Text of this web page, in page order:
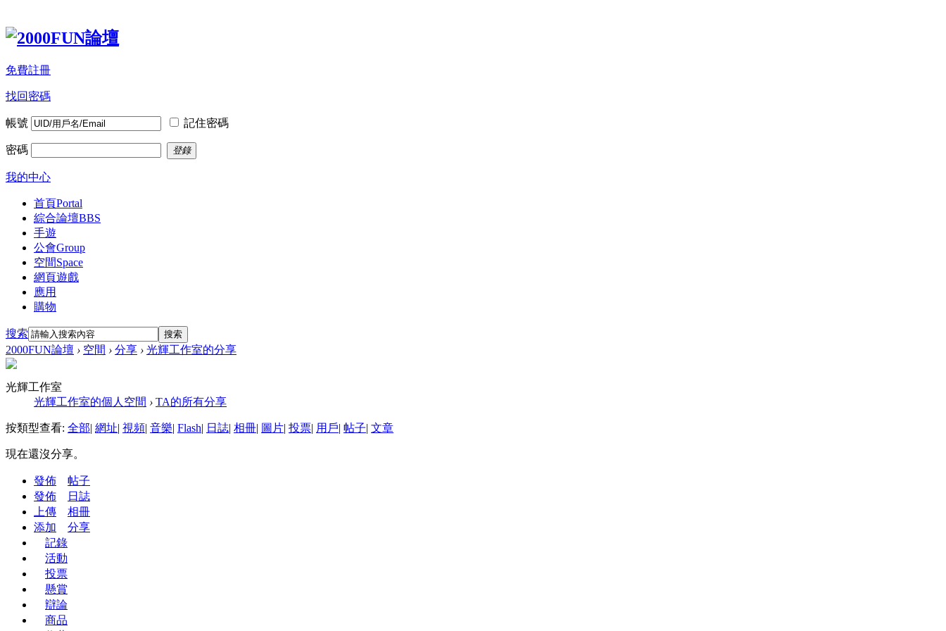
免費註冊
找回密碼
帳號 記住密碼
密碼 登錄
我的中心
首頁Portal
綜合論壇BBS
手遊
公會Group
空間Space
網頁遊戲
應用
購物
搜索 搜索
2000FUN論壇 › 空間 › 分享 › 光輝工作室的分享
光輝工作室
光輝工作室的個人空間 › TA的所有分享
按類型查看: 全部| 網址| 視頻| 音樂| Flash| 日誌| 相冊| 圖片| 投票| 用戶| 帖子| 文章
現在還沒分享。
發佈
帖子
發佈
日誌
上傳
相冊
添加
分享
記錄
活動
投票
懸賞
辯論
商品